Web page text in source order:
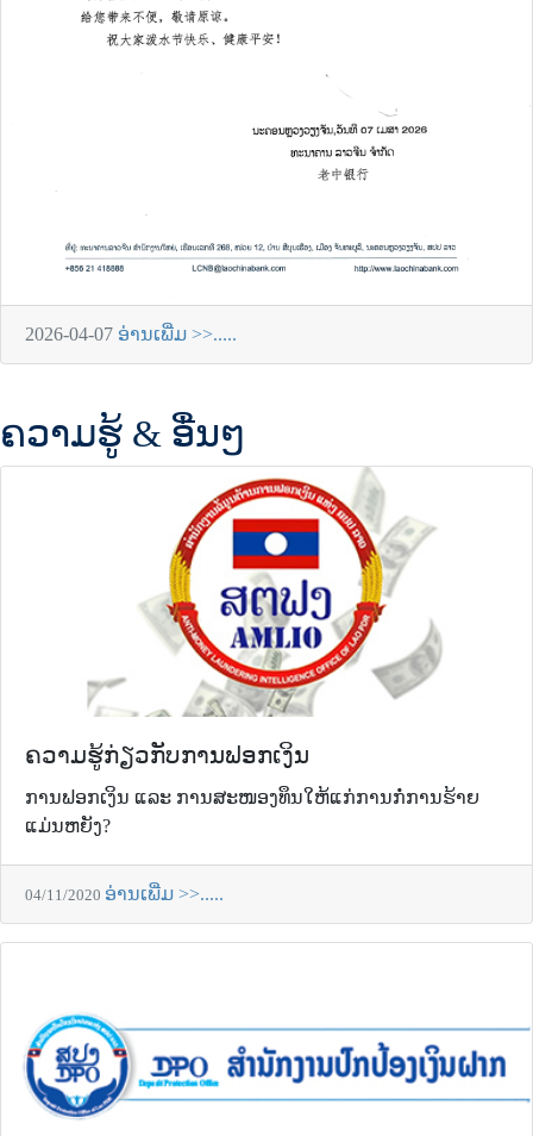
2026-04-07 ອ່ານເພີ່ມ >>.....
ຄວາມຮູ້ & ອື່ນໆ
ຄວາມຮູ້ກ່ຽວກັບການຟອກເງິນ
ການຟອກເງິນ ແລະ ການສະໜອງທຶນໃຫ້ແກ່ການກໍ່ການຮ້າຍ
ແມ່ນຫຍັງ?
04/11/2020 ອ່ານເພີ່ມ >>.....